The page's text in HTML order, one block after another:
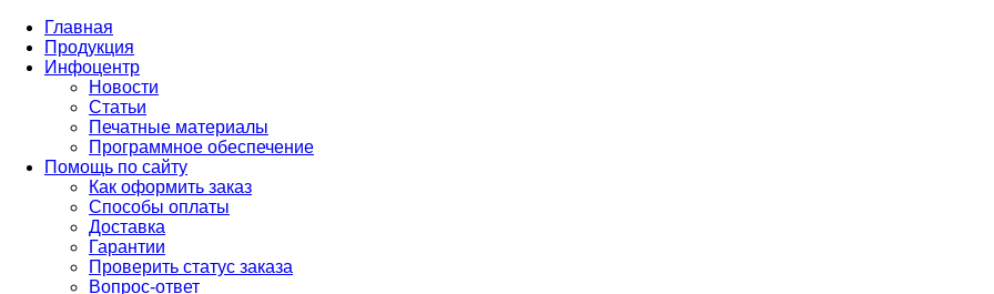
Главная
Продукция
Инфоцентр
Новости
Статьи
Печатные материалы
Программное обеспечение
Помощь по сайту
Как оформить заказ
Способы оплаты
Доставка
Гарантии
Проверить статус заказа
Вопрос-ответ